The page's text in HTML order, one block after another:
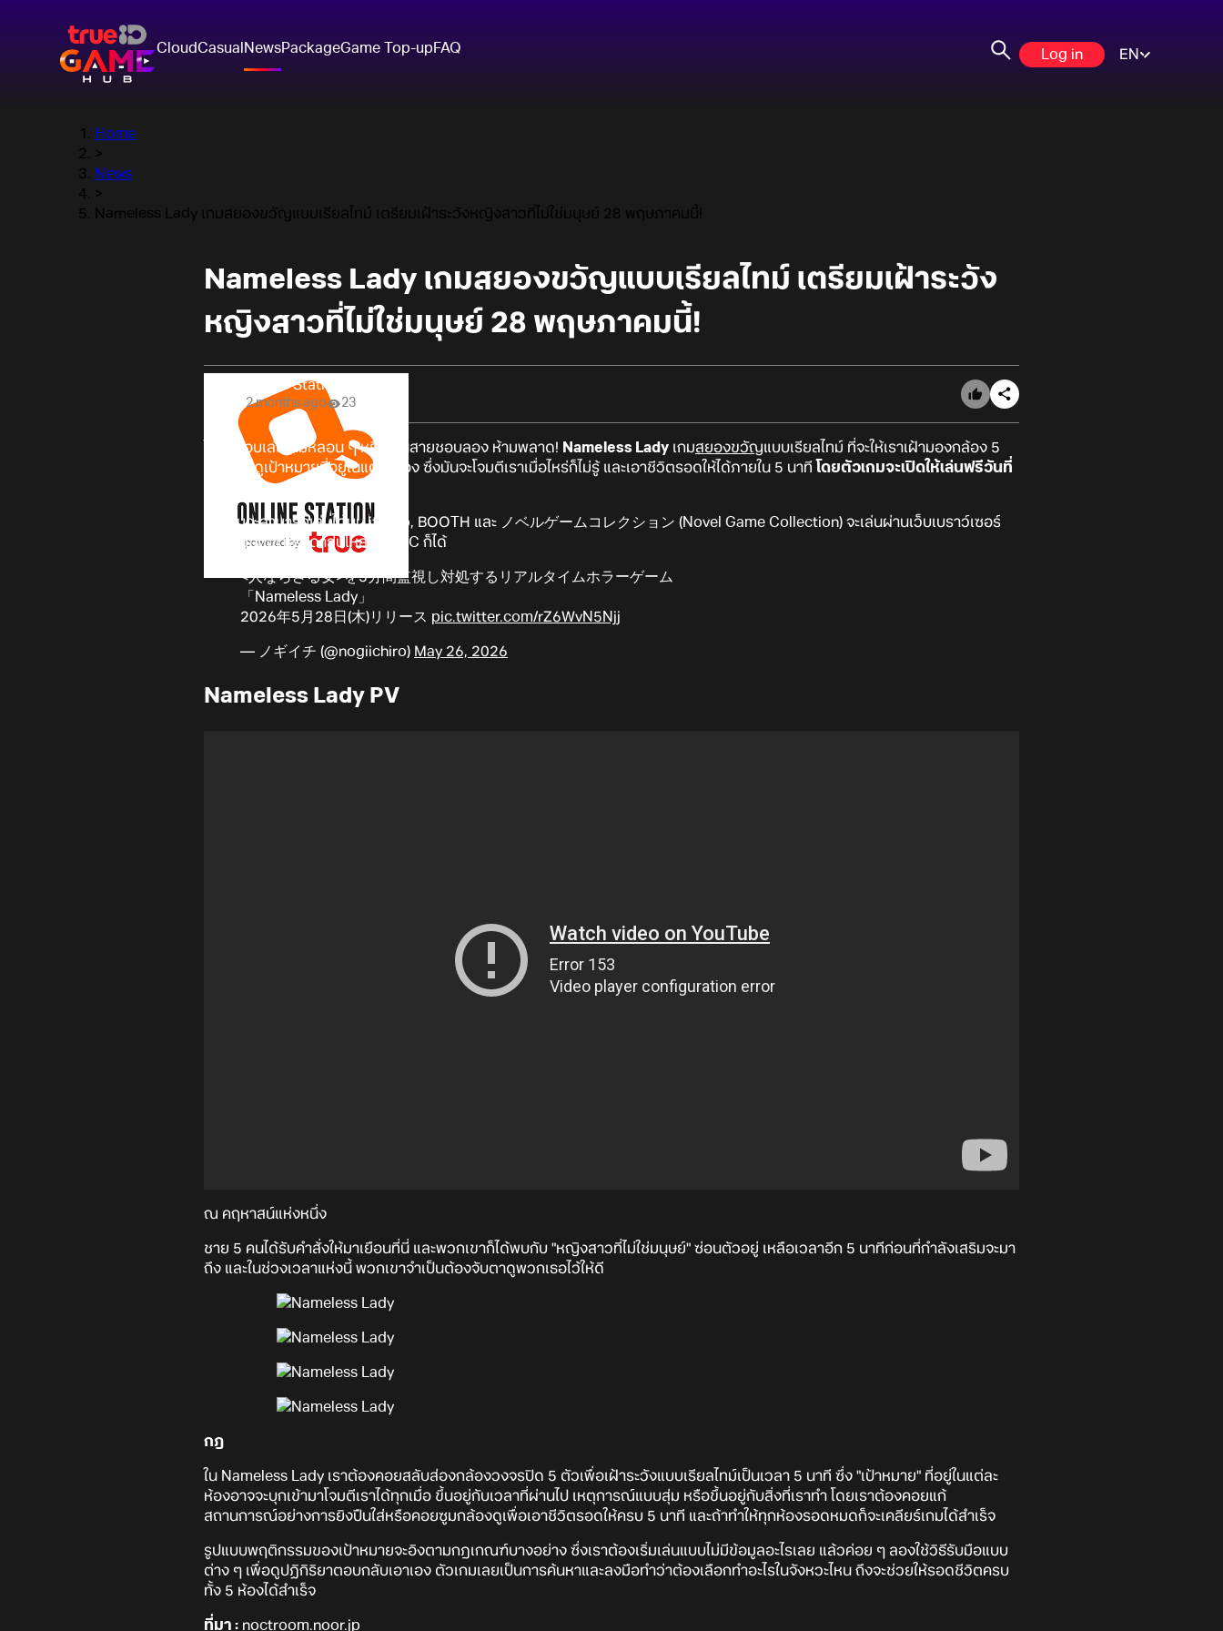
CloudCasual NewsPackageGame Top-upFAQ Log in EN
Home
>
News
>
Nameless Lady เกมสยองขวัญแบบเรียลไทม์ เตรียมเฝ้าระวังหญิงสาวที่ไม่ใช่มนุษย์ 28 พฤษภาคมนี้!
Nameless Lady เกมสยองขวัญแบบเรียลไทม์ เตรียมเฝ้าระวัง
หญิงสาวที่ไม่ใช่มนุษย์ 28 พฤษภาคมนี้!
Online Station
2 months ago 23
ใครที่ชอบเล่นเกมหลอน ๆ หรือเป็นสายชอบลอง ห้ามพลาด! Nameless Lady เกมสยองขวัญแบบเรียลไทม์ ที่จะให้เราเฝ้ามองกล้อง 5
ตัว คอยดูเป้าหมายที่อยู่ในแต่ละห้อง ซึ่งมันจะโจมตีเราเมื่อไหร่ก็ไม่รู้ และเอาชีวิตรอดให้ได้ภายใน 5 นาที โดยตัวเกมจะเปิดให้เล่นฟรีวันที่
28 พฤษภาคมนี้!
ตัวเกมจะสามารถเล่นได้บน itch.io, BOOTH และ ノベルゲームコレクション (Novel Game Collection) จะเล่นผ่านเว็บเบราว์เซอร์
(PC / มือถือ) หรือดาวน์โหลดบน PC ก็ได้
<人ならざる女>を5分間監視し対処するリアルタイムホラーゲーム
「Nameless Lady」
2026年5月28日(木)リリース pic.twitter.com/rZ6WvN5Njj
— ノギイチ (@nogiichiro) May 26, 2026
Nameless Lady PV
ณ คฤหาสน์แห่งหนึ่ง
ชาย 5 คนได้รับคำสั่งให้มาเยือนที่นี่ และพวกเขาก็ได้พบกับ "หญิงสาวที่ไม่ใช่มนุษย์" ซ่อนตัวอยู่ เหลือเวลาอีก 5 นาทีก่อนที่กำลังเสริมจะมา
ถึง และในช่วงเวลาแห่งนี้ พวกเขาจำเป็นต้องจับตาดูพวกเธอไว้ให้ดี
กฎ
ใน Nameless Lady เราต้องคอยสลับส่องกล้องวงจรปิด 5 ตัวเพื่อเฝ้าระวังแบบเรียลไทม์เป็นเวลา 5 นาที ซึ่ง "เป้าหมาย" ที่อยู่ในแต่ละ
ห้องอาจจะบุกเข้ามาโจมตีเราได้ทุกเมื่อ ขึ้นอยู่กับเวลาที่ผ่านไป เหตุการณ์แบบสุ่ม หรือขึ้นอยู่กับสิ่งที่เราทำ โดยเราต้องคอยแก้
สถานการณ์อย่างการยิงปืนใส่หรือคอยซูมกล้องดูเพื่อเอาชีวิตรอดให้ครบ 5 นาที และถ้าทำให้ทุกห้องรอดหมดก็จะเคลียร์เกมได้สำเร็จ
รูปแบบพฤติกรรมของเป้าหมายจะอิงตามกฎเกณฑ์บางอย่าง ซึ่งเราต้องเริ่มเล่นแบบไม่มีข้อมูลอะไรเลย แล้วค่อย ๆ ลองใช้วิธีรับมือแบบ
ต่าง ๆ เพื่อดูปฏิกิริยาตอบกลับเอาเอง ตัวเกมเลยเป็นการค้นหาและลงมือทำว่าต้องเลือกทำอะไรในจังหวะไหน ถึงจะช่วยให้รอดชีวิตครบ
ทั้ง 5 ห้องได้สำเร็จ
ที่มา : noctroom.noor.jp